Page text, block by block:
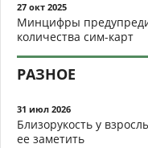
27 окт 2025
Минцифры
количества сим-карт
РАЗНОЕ
31 июл 2026
Близорукость у
ее заметить